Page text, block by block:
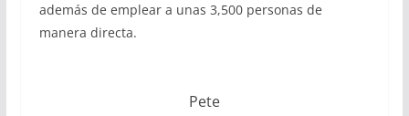
además de emplear a unas 3,500 personas de
manera directa.
Pete